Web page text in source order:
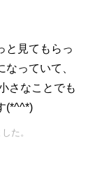
と見てもらっ
っていて、
さなことでも
(*^^*)
た。